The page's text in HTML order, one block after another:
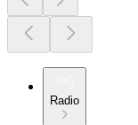
Radio